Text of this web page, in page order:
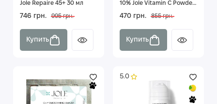
Jole Repaire 45+ 30 мл
746 грн. 995 грн.
Купить
10% Jole Vitamin C Powder
15 г (до 15.10.2026г)
470 грн. 855 грн.
Купить
5.0